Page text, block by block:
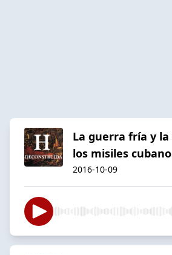
La guerra fría y la
los misiles
2016-10-09